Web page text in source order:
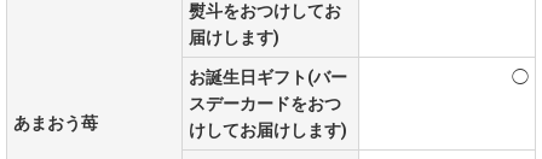
あまおう苺
熨斗をおつけしてお
届けします)
お誕生日ギフト(バー
スデーカードをおつ
けしてお届けします)
◯